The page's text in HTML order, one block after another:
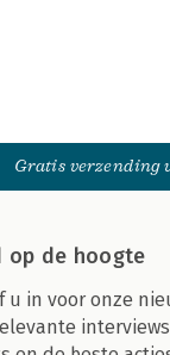
Gratis verzending
op de hoogte
u in voor onze